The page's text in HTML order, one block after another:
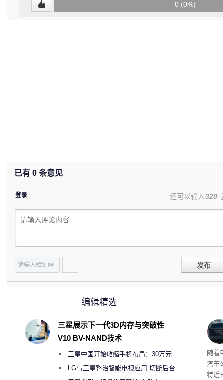
0 (0%)
已有 0 条意见
登录 还可以输入320
发布
本
随着
汽车
特近
编辑精选
三星展示下一代3D内存与突破性
V10 BV-NAND技术
三星中国开始收缩手机布局：30万元
月销售额不达标门店 将被逐步清退
LG与三星整治智能电视应用 切断后台